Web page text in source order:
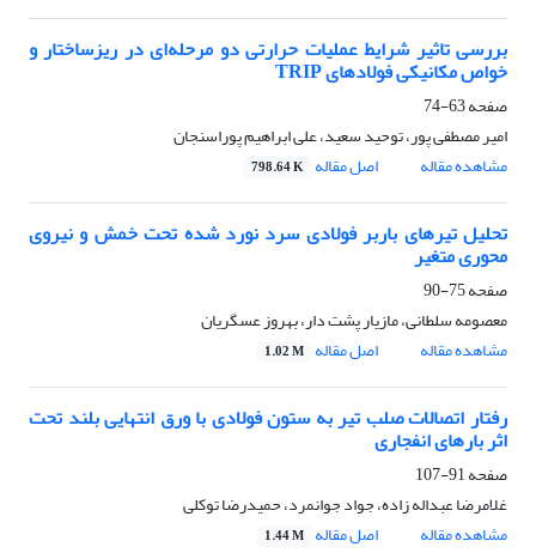
بررسی تاثیر شرایط عملیات حرارتی دو مرحله‌ای در ریزساختار و
خواص مکانیکی فولادهای TRIP
صفحه63-74
امیر مصطفی پور، توحید سعید، علی ابراهیم پوراسنجان
مشاهده مقاله
اصل مقاله 798.64 K
تحلیل تیرهای باربر فولادی سرد نورد شده تحت خمش و نیروی
محوری متغیر
صفحه75-90
معصومه سلطانی، مازیار پشت دار، بهروز عسگریان
مشاهده مقاله
اصل مقاله 1.02 M
رفتار اتصالات صلب تیر به ستون فولادی با ورق انتهایی بلند تحت
اثر بارهای انفجاری
صفحه91-107
غلامرضا عبداله زاده، جواد جوانمرد، حمیدرضا توکلی
مشاهده مقاله
اصل مقاله 1.44 M